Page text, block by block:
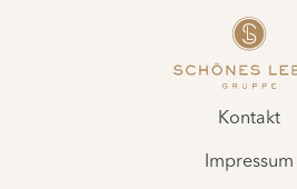
Kontakt
Impressum